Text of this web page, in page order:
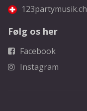
123partymusik.ch
Følg os her
Facebook
Instagram